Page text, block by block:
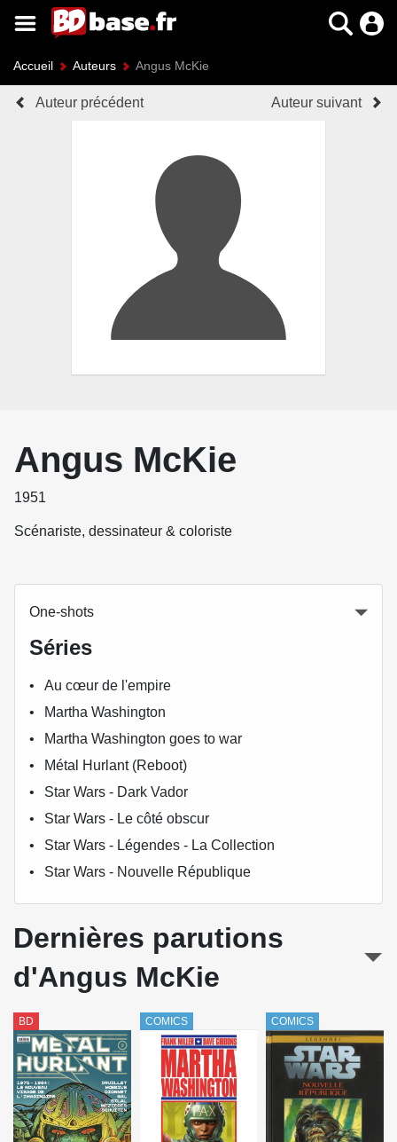
Accueil Auteurs Angus McKie
Auteur précédent Auteur suivant
Angus McKie
1951
Scénariste, dessinateur & coloriste
One-shots
Séries
Au cœur de l'empire
Martha Washington
Martha Washington goes to war
Métal Hurlant (Reboot)
Star Wars - Dark Vador
Star Wars - Le côté obscur
Star Wars - Légendes - La Collection
Star Wars - Nouvelle République
Dernières parutions
d'Angus McKie
BD COMICS COMICS